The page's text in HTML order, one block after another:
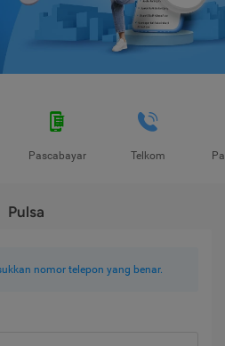
Pascabayar Telkom
Pulsa
nomor telepon yang benar.